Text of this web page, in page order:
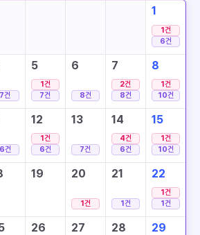
1
1건
6건
7건
5
1건
7건
6
8건
7
2건
8건
8
1건
10건
6건
12
1건
6건
13
7건
14
4건
6건
15
1건
10건
19 20
1건
21
1건
22
1건
1건
26 27 28 29